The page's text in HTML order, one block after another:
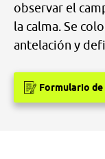
observar el
la calma. Se
antelación y
Formulario